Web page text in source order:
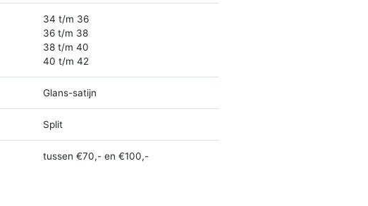
34 t/m 36
36 t/m 38
38 t/m 40
40 t/m 42
Glans-satijn
Split
tussen €70,- en €100,-